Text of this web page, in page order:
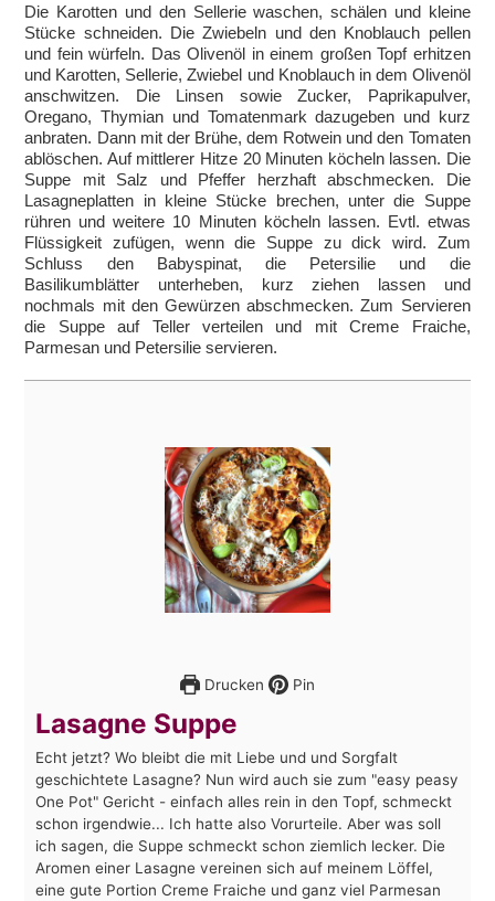
Die Karotten und den Sellerie waschen, schälen und kleine
Stücke schneiden. Die Zwiebeln und den Knoblauch pellen
und fein würfeln. Das Olivenöl in einem großen Topf erhitzen
und Karotten, Sellerie, Zwiebel und Knoblauch in dem Olivenöl
anschwitzen. Die Linsen sowie Zucker, Paprikapulver,
Oregano, Thymian und Tomatenmark dazugeben und kurz
anbraten. Dann mit der Brühe, dem Rotwein und den Tomaten
ablöschen. Auf mittlerer Hitze 20 Minuten köcheln lassen. Die
Suppe mit Salz und Pfeffer herzhaft abschmecken. Die
Lasagneplatten in kleine Stücke brechen, unter die Suppe
rühren und weitere 10 Minuten köcheln lassen. Evtl. etwas
Flüssigkeit zufügen, wenn die Suppe zu dick wird. Zum
Schluss den Babyspinat, die Petersilie und die
Basilikumblätter unterheben, kurz ziehen lassen und
nochmals mit den Gewürzen abschmecken. Zum Servieren
die Suppe auf Teller verteilen und mit Creme Fraiche,
Parmesan und Petersilie servieren.
Drucken Pin
Lasagne Suppe
Echt jetzt? Wo bleibt die mit Liebe und und Sorgfalt
geschichtete Lasagne? Nun wird auch sie zum "easy peasy
One Pot" Gericht - einfach alles rein in den Topf, schmeckt
schon irgendwie... Ich hatte also Vorurteile. Aber was soll
ich sagen, die Suppe schmeckt schon ziemlich lecker. Die
Aromen einer Lasagne vereinen sich auf meinem Löffel,
eine gute Portion Creme Fraiche und ganz viel Parmesan